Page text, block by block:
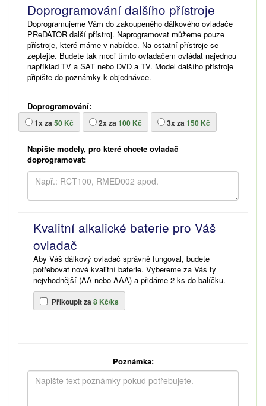
Doprogramování dalšího přístroje
Doprogramujeme Vám do zakoupeného dálkového ovladače
PReDATOR další přístroj. Naprogramovat můžeme pouze
přístroje, které máme v nabídce. Na ostatní přístroje se
zeptejte. Budete tak moci tímto ovladačem ovládat najednou
například TV a SAT nebo DVD a TV. Model dalšího přístroje
připište do poznámky k objednávce.
Doprogramování:
1x za50 Kč 2x za100 Kč 3x za150 Kč
Napište modely, pro které chcete ovladač
doprogramovat:
Kvalitní alkalické baterie pro Váš
ovladač
Aby Váš dálkový ovladač správně fungoval, budete
potřebovat nové kvalitní baterie. Vybereme za Vás ty
nejvhodnější (AA nebo AAA) a přidáme 2 ks do balíčku.
Přikoupit za8 Kč/ks
Poznámka: